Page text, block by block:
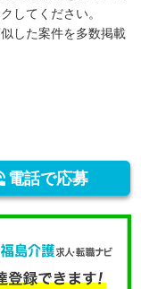
してください。
した案件を多数掲載
電話で応募